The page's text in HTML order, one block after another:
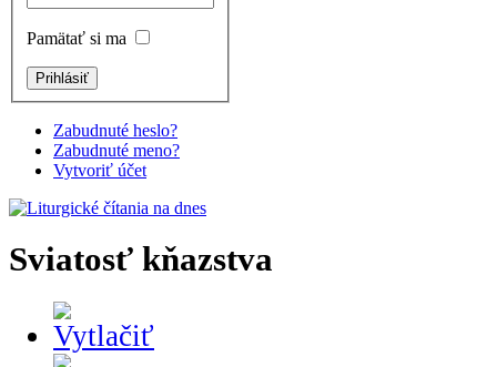
Pamätať si ma
Zabudnuté heslo?
Zabudnuté meno?
Vytvoriť účet
Sviatosť kňazstva